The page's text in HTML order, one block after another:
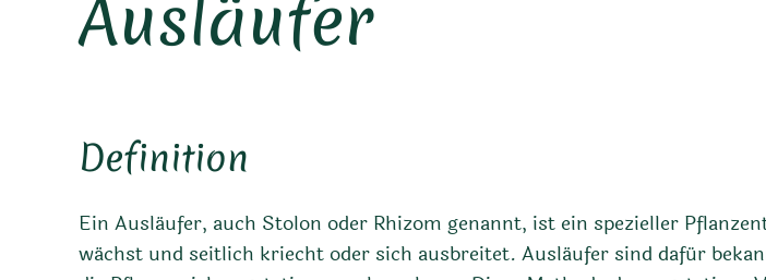
Ausläufer
Definition
Ein Ausläufer, auch Stolon oder Rhizom genannt, ist ein spezieller
wächst und seitlich kriecht oder sich ausbreitet. Ausläufer sind dafür